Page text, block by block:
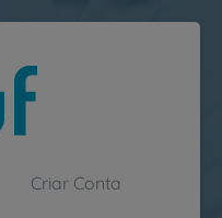
Criar Conta